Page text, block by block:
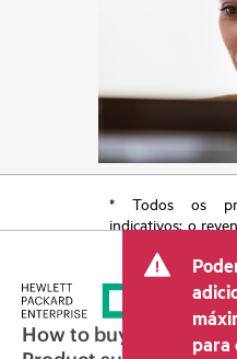
* Todos os
indicativos; o
taxas, como IVA/
envio. O preço
pelo revendedor
a outros
indicativo
para
How to buy